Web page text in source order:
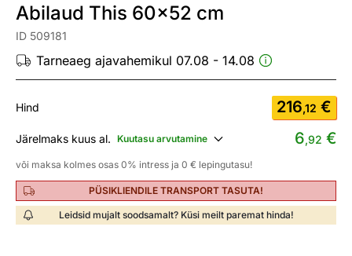
Abilaud This 60x52 cm
ID 509181
Tarneaeg ajavahemikul 07.08 - 14.08
Hind 216,12 €
Järelmaks kuus al. Kuutasu arvutamine 6,92 €
või maksa kolmes osas 0% intress ja 0 € lepingutasu!
PÜSIKLIENDILE TRANSPORT TASUTA!
Leidsid mujalt soodsamalt? Küsi meilt paremat hinda!